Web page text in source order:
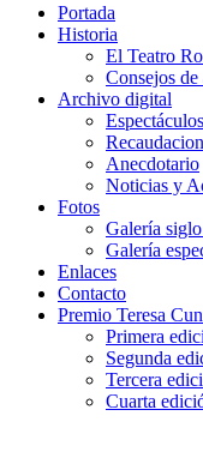
Portada
Historia
El Teatro
Consejos
Archivo digital
Espectáculos
Anecdotario
Noticias y
Fotos
Galería
Galería
Enlaces
Contacto
Premio Teresa
Primera
Segunda
Tercera
Cuarta